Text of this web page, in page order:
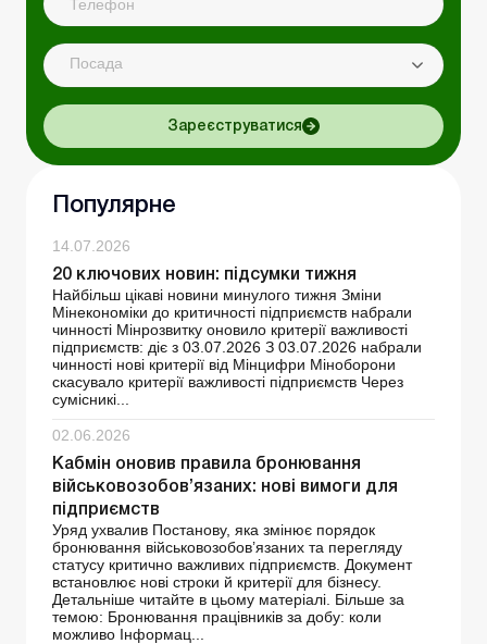
Посада
Зареєструватися
Популярне
14.07.2026
20 ключових новин: підсумки тижня
Найбільш цікаві новини минулого тижня Зміни
Мінекономіки до критичності підприємств набрали
чинності Мінрозвитку оновило критерії важливості
підприємств: діє з 03.07.2026 З 03.07.2026 набрали
чинності нові критерії від Мінцифри Міноборони
скасувало критерії важливості підприємств Через
сумісникі...
02.06.2026
Кабмін оновив правила бронювання
військовозобов’язаних: нові вимоги для
підприємств
Уряд ухвалив Постанову, яка змінює порядок
бронювання військовозобов’язаних та перегляду
статусу критично важливих підприємств. Документ
встановлює нові строки й критерії для бізнесу.
Детальніше читайте в цьому матеріалі. Більше за
темою: Бронювання працівників за добу: коли
можливо Інформац...